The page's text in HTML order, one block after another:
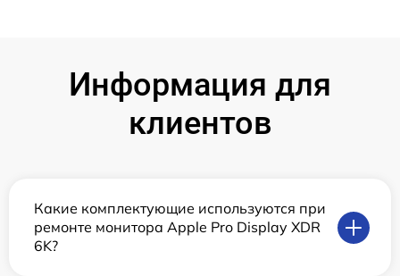
Информация для
клиентов
Какие комплектующие используются при
ремонте монитора Apple Pro Display XDR
6K?